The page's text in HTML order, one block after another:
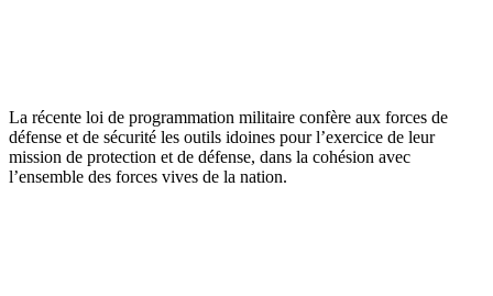
La récente loi de programmation militaire confère aux forces de
défense et de sécurité les outils idoines pour l’exercice de leur
mission de protection et de défense, dans la cohésion avec
l’ensemble des forces vives de la nation.